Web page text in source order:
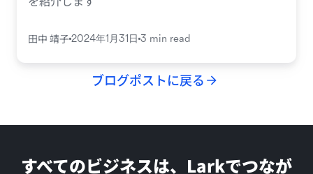
田中 靖子2024年1月31日 3 min read
ブログポストに戻る
すべてのビジネスは、Larkでつなが